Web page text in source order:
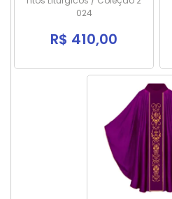
024
R$ 410,00